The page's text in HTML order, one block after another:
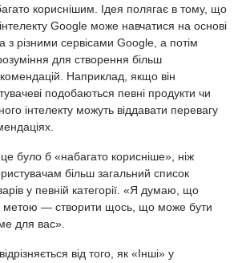
кориснішим. Ідея полягає в тому, що
Google може навчатися на основі
з різними сервісами Google, а потім
для створення більш
Наприклад, якщо він
подобаються певні продукти чи
інтелекту можуть віддавати перевагу
було б «набагато корисніше», ніж
більш загальний список
у певній категорії. «Я думаю, що
метою — створити щось, що може бути
для вас».
від того, як «Інші» у